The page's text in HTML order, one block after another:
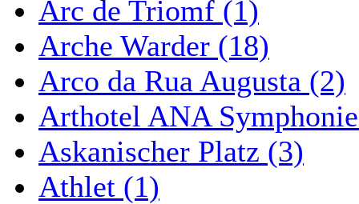
Arc de Triomf (1)
Arche Warder (18)
Arco da Rua Augusta (2)
Arthotel ANA
Askanischer Platz (3)
Athlet (1)